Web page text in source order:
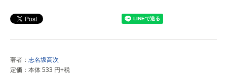
著者： 志名坂高次
定価：本体 533 円+税